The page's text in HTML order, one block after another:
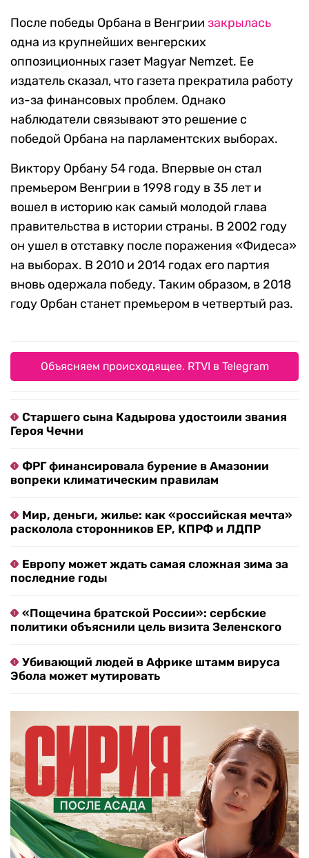
После победы Орбана в Венгрии закрылась
одна из крупнейших венгерских
оппозиционных газет Magyar Nemzet. Ее
издатель сказал, что газета прекратила работу
из-за финансовых проблем. Однако
наблюдатели связывают это решение с
победой Орбана на парламентских выборах.
Виктору Орбану 54 года. Впервые он стал
премьером Венгрии в 1998 году в 35 лет и
вошел в историю как самый молодой глава
правительства в истории страны. В 2002 году
он ушел в отставку после поражения «Фидеса»
на выборах. В 2010 и 2014 годах его партия
вновь одержала победу. Таким образом, в 2018
году Орбан станет премьером в четвертый раз.
Объясняем происходящее. RTVI в Telegram
Старшего сына Кадырова удостоили звания
Героя Чечни
ФРГ финансировала бурение в Амазонии
вопреки климатическим правилам
Мир, деньги, жилье: как «российская мечта»
расколола сторонников ЕР, КПРФ и ЛДПР
Европу может ждать самая сложная зима за
последние годы
«Пощечина братской России»: сербские
политики объяснили цель визита Зеленского
Убивающий людей в Африке штамм вируса
Эбола может мутировать